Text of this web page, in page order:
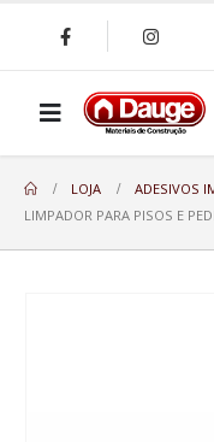
LOJA ADESIVOS
LIMPADOR PARA PISOS E